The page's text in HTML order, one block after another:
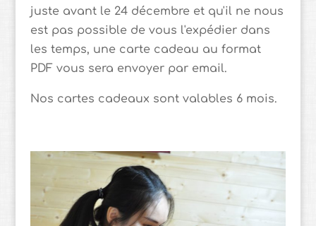
juste avant le 24 décembre et qu'il ne nous
est pas possible de vous l'expédier dans
les temps, une carte cadeau au format
PDF vous sera envoyer par email.
Nos cartes cadeaux sont valables 6 mois.